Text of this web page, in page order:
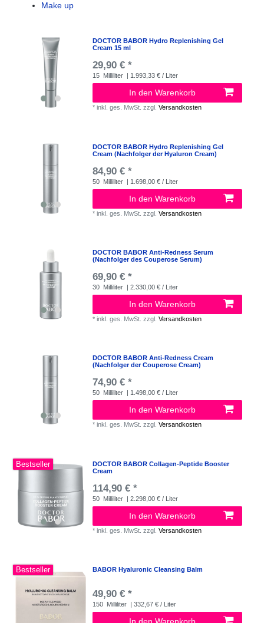
Make up
DOCTOR BABOR Hydro Replenishing Gel
Cream 15 ml
29,90 € *
15 Milliliter | 1.993,33 € / Liter
In den Warenkorb
*inkl. ges. MwSt. zzgl.Versandkosten
DOCTOR BABOR Hydro Replenishing Gel
Cream (Nachfolger der Hyaluron Cream)
84,90 € *
50 Milliliter | 1.698,00 € / Liter
In den Warenkorb
*inkl. ges. MwSt. zzgl.Versandkosten
DOCTOR BABOR Anti-Redness Serum
(Nachfolger des Couperose Serum)
69,90 € *
30 Milliliter | 2.330,00 € / Liter
In den Warenkorb
*inkl. ges. MwSt. zzgl.Versandkosten
DOCTOR BABOR Anti-Redness Cream
(Nachfolger der Couperose Cream)
74,90 € *
50 Milliliter | 1.498,00 € / Liter
In den Warenkorb
*inkl. ges. MwSt. zzgl.Versandkosten
Bestseller
DOCTOR BABOR Collagen-Peptide Booster
Cream
114,90 € *
50 Milliliter | 2.298,00 € / Liter
In den Warenkorb
*inkl. ges. MwSt. zzgl.Versandkosten
Bestseller BABOR Hyaluronic Cleansing Balm
49,90 € *
150 Milliliter | 332,67 € / Liter